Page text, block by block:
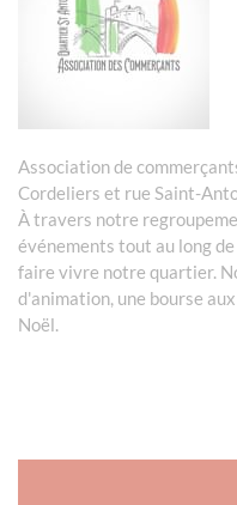
Association de
Cordeliers et rue Saint-
À travers notre
événements tout au long
faire vivre notre quartier.
d'animation, une bourse
Noël.